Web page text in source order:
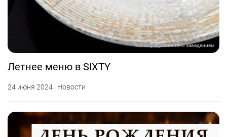
Фото предоставлено заведением
Летнее меню в SIXTY
24 июня 2024 · Новости